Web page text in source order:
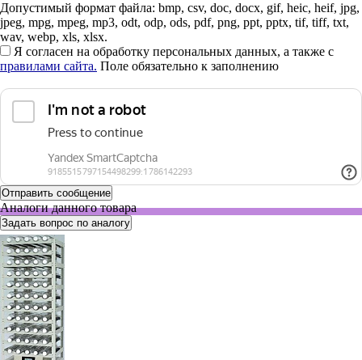
Допустимый формат файла: bmp, csv, doc, docx, gif, heic, heif, jpg,
jpeg, mpg, mpeg, mp3, odt, odp, ods, pdf, png, ppt, pptx, tif, tiff, txt,
wav, webp, xls, xlsx.
Я согласен на обработку персональных данных, а также с
правилами сайта. Поле обязательно к заполнению
Аналоги данного товара
Задать вопрос по аналогу